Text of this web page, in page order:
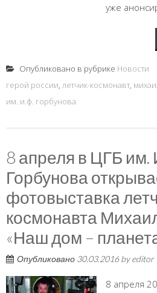
уже
Опубликовано в рубрике Новости
герой россии, летчик-космонавт,
им. и.ф. горбунова
8 апреля в ЦГБ им.
Горбунова
фотовыставка
космонавта
«Наш дом –
Опубликовано 30.03.2016byeditor
8 апреля